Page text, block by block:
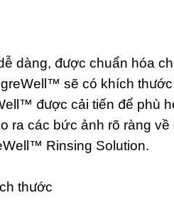
dàng, được chuẩn hóa
sẽ có khích
được cải tiến để phù
ra các bức ảnh rõ ràng
Rinsing Solution.
thước